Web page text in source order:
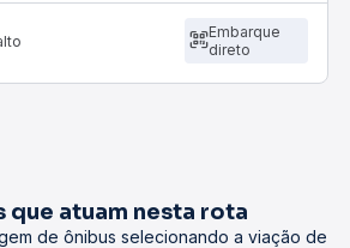
Embarque
direto
que atuam nesta rota
de ônibus selecionando a viação de